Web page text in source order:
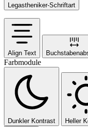
Legastheniker-Schriftart
Align Text
Farbmodule
Dunkler Kontrast Heller